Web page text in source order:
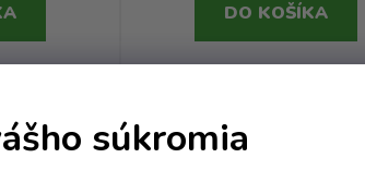
súkromia
DO KOŠÍKA